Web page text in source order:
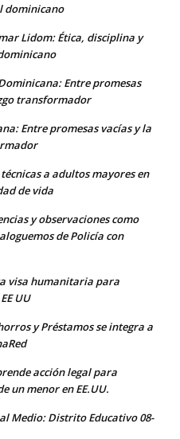
dominicano
Lidom: Ética, disciplina y
Entre promesas
transformador
Entre promesas vacías y la
a adultos mayores en
de vida
y observaciones como
de Policía con
visa humanitaria para
UU
y Préstamos se integra a
acción legal para
un menor en EE.UU.
Medio: Distrito Educativo 08-